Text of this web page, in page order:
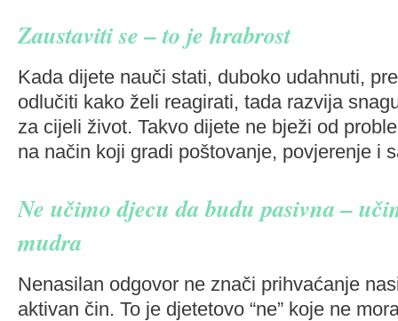
Zaustaviti se – to je hrabrost
Kada dijete nauči stati, duboko udahnuti,
odlučiti kako želi reagirati, tada razvija
za cijeli život. Takvo dijete ne bježi od
na način koji gradi poštovanje, povjerenje i
Ne učimo djecu da budu pasivna –
mudra
Nenasilan odgovor ne znači prihvaćanje
aktivan čin. To je djetetovo “ne” koje ne